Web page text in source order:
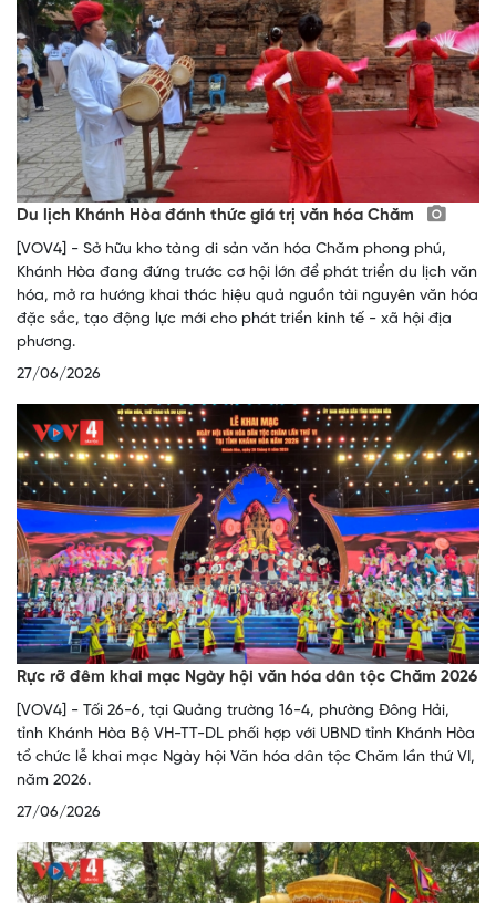
Du lịch Khánh Hòa đánh thức giá trị văn hóa Chăm
[VOV4] - Sở hữu kho tàng di sản văn hóa Chăm phong phú,
Khánh Hòa đang đứng trước cơ hội lớn để phát triển du lịch văn
hóa, mở ra hướng khai thác hiệu quả nguồn tài nguyên văn hóa
đặc sắc, tạo động lực mới cho phát triển kinh tế - xã hội địa
phương.
27/06/2026
Rực rỡ đêm khai mạc Ngày hội văn hóa dân tộc Chăm 2026
[VOV4] - Tối 26-6, tại Quảng trường 16-4, phường Đông Hải,
tỉnh Khánh Hòa Bộ VH-TT-DL phối hợp với UBND tỉnh Khánh Hòa
tổ chức lễ khai mạc Ngày hội Văn hóa dân tộc Chăm lần thứ VI,
năm 2026.
27/06/2026